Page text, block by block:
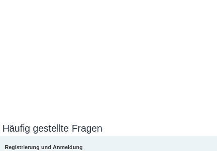
Häufig gestellte Fragen
Registrierung und Anmeldung